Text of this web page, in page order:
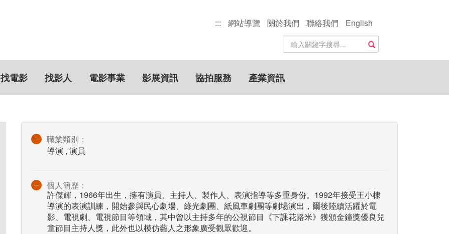
::: 網站導覽 關於我們 聯絡我們
English
站
內
搜
尋
關
鍵
搜尋
找電影 找影人 電影事業 影展資訊 協拍服務 產業資訊
職業類別：
導演 , 演員
個人簡歷：
許傑輝，1966年出生，擁有演員、主持人、製作人、表演指導等多重身份。1992年接受王小棣
導演的表演訓練，開始參與民心劇場、綠光劇團、紙風車劇團等劇場演出，爾後陸續活躍於電
影、電視劇、電視節目等領域，其中曾以主持多年的公視節目《下課花路米》獲頒金鐘獎優良兒
童節目主持人獎，此外也以模仿藝人之形象廣受觀眾歡迎。